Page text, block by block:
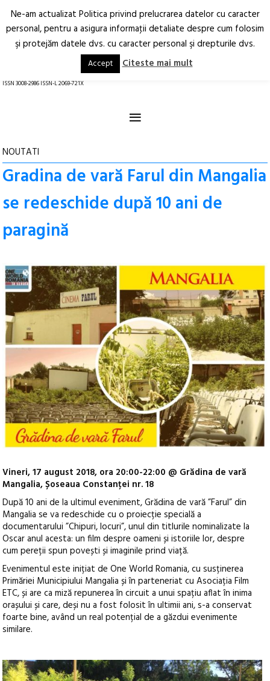
Arhitectură.
Oraș.
RO EN
ISSN 3008-2986 ISSN-L 2069-721X
≡
NOUTATI
Gradina de vară Farul din Mangalia
se redeschide după 10 ani de
paragină
Vineri, 17 august 2018, ora 20:00-22:00 @ Grădina de vară
Mangalia, Șoseaua Constanței nr. 18
După 10 ani de la ultimul eveniment, Grădina de vară ”Farul” din
Mangalia se va redeschide cu o proiecție specială a
documentarului ”Chipuri, locuri”, unul din titlurile nominalizate la
Oscar anul acesta: un film despre oameni și istoriile lor, despre
cum pereții spun povești și imaginile prind viață.
Evenimentul este inițiat de One World Romania, cu susținerea
Primăriei Municipiului Mangalia și în parteneriat cu Asociația Film
ETC, și are ca miză repunerea în circuit a unui spațiu aflat în inima
orașului și care, deși nu a fost folosit în ultimii ani, s-a conservat
foarte bine, având un real potențial de a găzdui evenimente
similare.
Ne-am actualizat Politica privind prelucrarea datelor cu caracter
personal, pentru a asigura informaţii detaliate despre cum folosim
şi protejăm datele dvs. cu caracter personal şi drepturile dvs.
Accept Citeste mai mult